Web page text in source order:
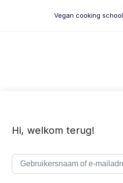
Vegan cooking school
Hi, welkom terug!